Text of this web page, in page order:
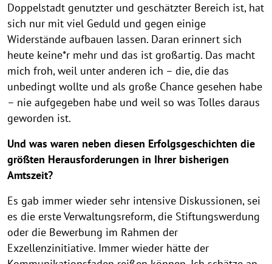
Doppelstadt genutzter und geschätzter Bereich ist, hat
sich nur mit viel Geduld und gegen einige
Widerstände aufbauen lassen. Daran erinnert sich
heute keine*r mehr und das ist großartig. Das macht
mich froh, weil unter anderen ich – die, die das
unbedingt wollte und als große Chance gesehen habe
– nie aufgegeben habe und weil so was Tolles daraus
geworden ist.
Und was waren neben diesen Erfolgsgeschichten die
größten Herausforderungen in Ihrer bisherigen
Amtszeit?
Es gab immer wieder sehr intensive Diskussionen, sei
es die erste Verwaltungsreform, die Stiftungswerdung
oder die Bewerbung im Rahmen der
Exzellenzinitiative. Immer wieder hätte der